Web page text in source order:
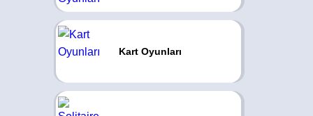
Kart Oyunları